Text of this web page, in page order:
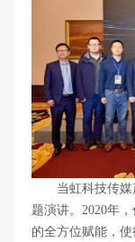
当虹科技传
题演讲。2020年
的全方位赋能，